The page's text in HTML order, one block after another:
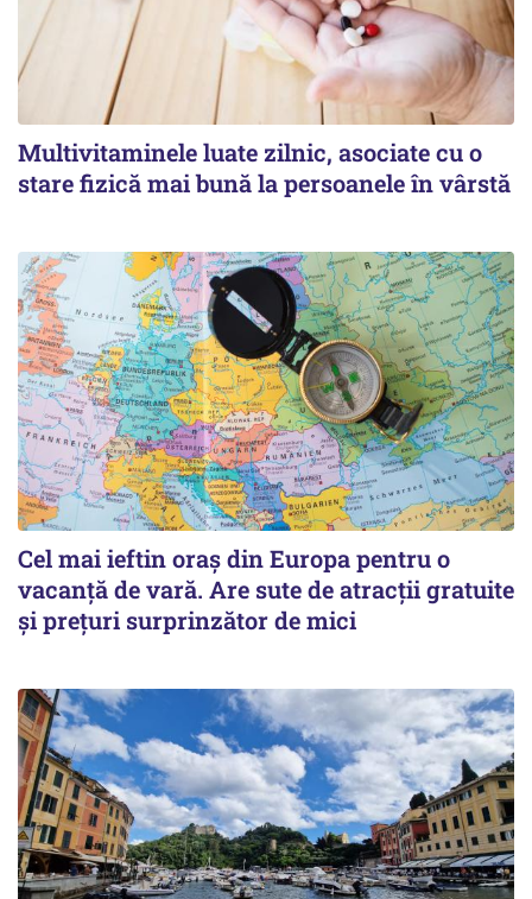
Multivitaminele luate zilnic, asociate cu o
stare fizică mai bună la persoanele în vârstă
Cel mai ieftin oraș din Europa pentru o
vacanță de vară. Are sute de atracții gratuite
și prețuri surprinzător de mici